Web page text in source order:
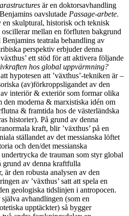
är en doktorsavhandling
oavslutade Passage-arbete.
en skulptural, historisk och teknisk
oscillerar mellan en förfluten bakgrund
teatrala behandling av
perspektiv erbjuder denna
ett stöd för att aktivera följande
hos global uppvärmning?
hypotesen att ’växthus’-tekniken är –
(av)förkroppsligandet av den
interiör & exteriör som formar olika
den moderna & marxistiska idén om
& framtida hos de västerländska
historier). På grund av denna
kraft, blir ’växthus’ på en
ställandet av det messianska löftet
och den/det messianska
de trauman som styr global
grund av denna kraftfulla
den robusta analysen av den
av ’växthus’ satt att spela en
geologiska tidslinjen i antropocen.
avhandlingen (som en
upptäckter) så bygger